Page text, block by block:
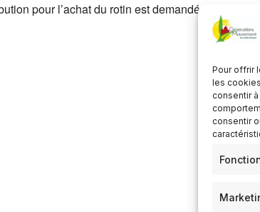
Pour offrir
les
consentir
consentir
pour l’achat du rotin est demandée)